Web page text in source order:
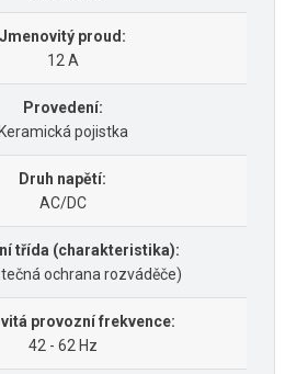
Jmenovitý proud:
12 A
Provedení:
Keramická pojistka
Druh napětí:
AC/DC
třída (charakteristika):
ochrana rozváděče)
provozní frekvence:
42 - 62 Hz